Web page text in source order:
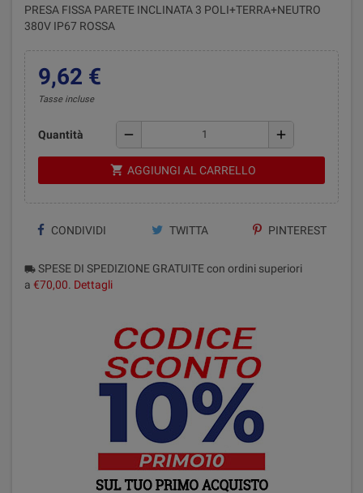
PRESA FISSA PARETE INCLINATA 3 POLI+TERRA+NEUTRO
380V IP67 ROSSA
9,62 €
Tasse incluse
Quantità remove add
shopping_cart AGGIUNGI AL CARRELLO
CONDIVIDI TWITTA PINTEREST
local_shipping SPESE DI SPEDIZIONE GRATUITE con ordini superiori
a €70,00. Dettagli